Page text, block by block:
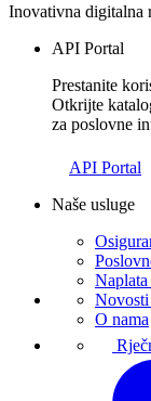
Inovativna digitalna
API Portal
Prestanite
Otkrijte
za poslovne
API Portal
Naše usluge
O nama